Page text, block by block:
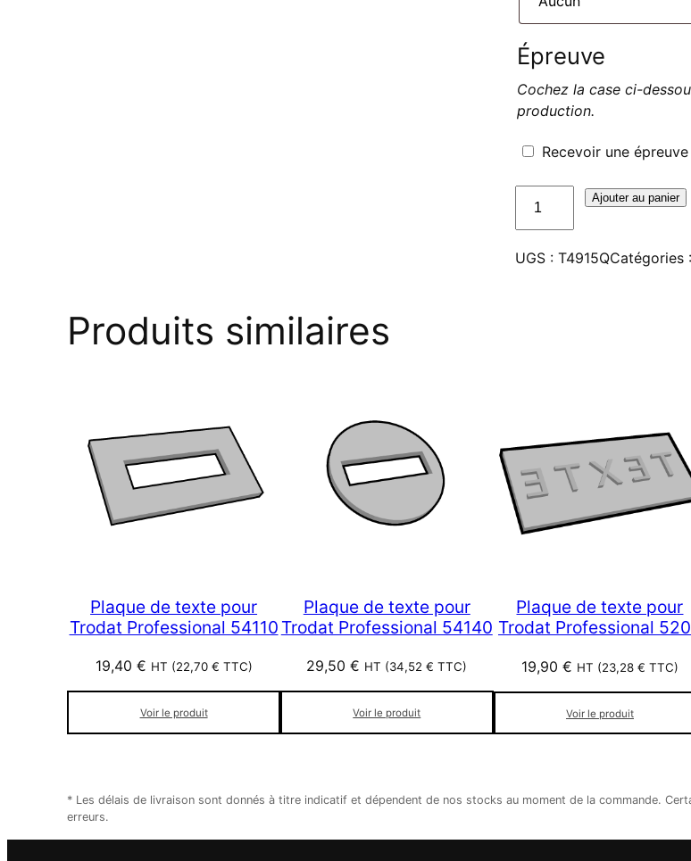
Épreuve
Cochez la case ci-
production.
Recevoir une épreuve
de
Ajouter au panier
UGS : T4915QCatégories :
Produits similaires
Plaque de texte pour
Trodat Professional 54110
19,40 € HT (22,70 € TTC)
Voir le produit
Plaque de texte pour
Trodat Professional 54140
29,50€ HT (34,52€ TTC)
Voir le produit
Plaque de texte pour
Trodat Professional
19,90 € HT (23,28 € TTC)
Voir le produit
* Les délais de livraison sont donnés à titre indicatif et dépendent de nos stocks au moment de la commande.
erreurs.